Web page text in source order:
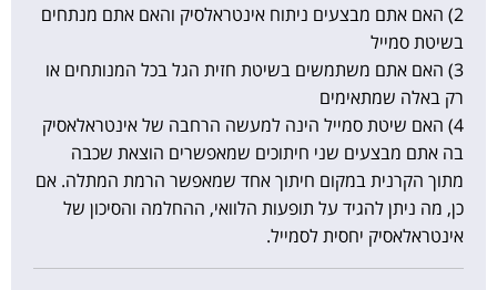
2) האם אתם מבצעים ניתוח אינטראלסיק והאם אתם מנתחים
בשיטת סמייל
3) האם אתם משתמשים בשיטת חזית הגל בכל המנותחים או
רק באלה שמתאימים
4) האם שיטת סמייל הינה למעשה הרחבה של אינטראלאסיק
בה אתם מבצעים שני חיתוכים שמאפשרים הוצאת שכבה
מתוך הקרנית במקום חיתוך אחד שמאפשר הרמת המתלה. אם
כן, מה ניתן להגיד על תופעות הלוואי, ההחלמה והסיכון של
אינטראלאסיק יחסית לסמייל.